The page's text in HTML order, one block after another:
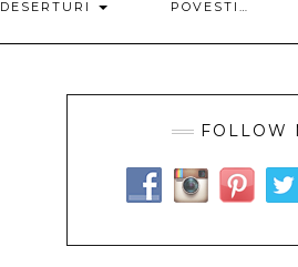
DESERTURI POVESTI…
FOLLOW